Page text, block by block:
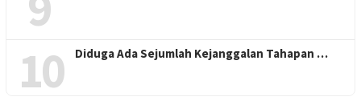
10 Diduga Ada Sejumlah Kejanggalan Tahapan …